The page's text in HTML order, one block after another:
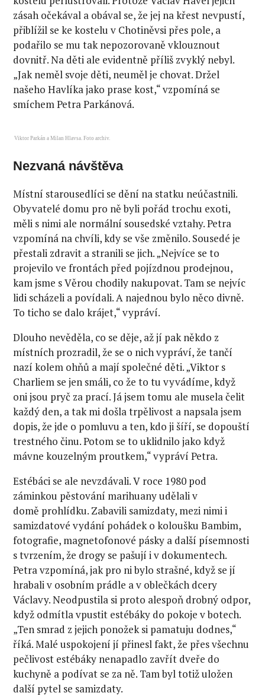
zásah očekával a obával se, že jej na křest nevpustí,
přiblížil se ke kostelu v Chotiněvsi přes pole, a
podařilo se mu tak nepozorovaně vklouznout
dovnitř. Na děti ale evidentně příliš zvyklý nebyl.
„Jak neměl svoje děti, neuměl je chovat. Držel
našeho Havlíka jako prase kost,“ vzpomíná se
smíchem Petra Parkánová.
Viktor Parkán a Milan Hlavsa. Foto archiv.
Nezvaná návštěva
Místní starousedlíci se dění na statku neúčastnili.
Obyvatelé domu pro ně byli pořád trochu exoti,
měli s nimi ale normální sousedské vztahy. Petra
vzpomíná na chvíli, kdy se vše změnilo. Sousedé je
přestali zdravit a stranili se jich. „Nejvíce se to
projevilo ve frontách před pojízdnou prodejnou,
kam jsme s Věrou chodily nakupovat. Tam se nejvíc
lidi scházeli a povídali. A najednou bylo něco divně.
To ticho se dalo krájet,“ vypráví.
Dlouho nevěděla, co se děje, až jí pak někdo z
místních prozradil, že se o nich vypráví, že tančí
nazí kolem ohňů a mají společné děti. „Viktor s
Charliem se jen smáli, co že to tu vyvádíme, když
oni jsou pryč za prací. Já jsem tomu ale musela čelit
každý den, a tak mi došla trpělivost a napsala jsem
dopis, že jde o pomluvu a ten, kdo ji šíří, se dopouští
trestného činu. Potom se to uklidnilo jako když
mávne kouzelným proutkem,“ vypráví Petra.
Estébáci se ale nevzdávali. V roce 1980 pod
záminkou pěstování marihuany udělali v
domě prohlídku. Zabavili samizdaty, mezi nimi i
samizdatové vydání pohádek o koloušku Bambim,
fotografie, magnetofonové pásky a další písemnosti
s tvrzením, že drogy se pašují i v dokumentech.
Petra vzpomíná, jak pro ni bylo strašné, když se jí
hrabali v osobním prádle a v oblečkách dcery
Václavy. Neodpustila si proto alespoň drobný odpor,
když odmítla vpustit estébáky do pokoje v botech.
„Ten smrad z jejich ponožek si pamatuju dodnes,“
říká. Malé uspokojení jí přinesl fakt, že přes všechnu
pečlivost estébáky nenapadlo zavřít dveře do
kuchyně a podívat se za ně. Tam byl totiž uložen
další pytel se samizdaty.